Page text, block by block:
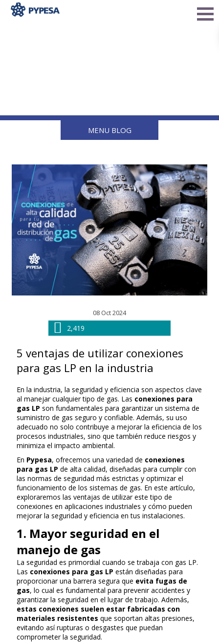
MENU BLOG
08 Oct 2024
2,419
5 ventajas de utilizar conexiones
para gas LP en la industria
En la industria, la seguridad y eficiencia son aspectos clave
al manejar cualquier tipo de gas. Las conexiones para
gas LP son fundamentales para garantizar un sistema de
suministro de gas seguro y confiable. Además, su uso
adecuado no solo contribuye a mejorar la eficiencia de los
procesos industriales, sino que también reduce riesgos y
minimiza el impacto ambiental.
En Pypesa, ofrecemos una variedad de conexiones
para gas LP de alta calidad, diseñadas para cumplir con
las normas de seguridad más estrictas y optimizar el
funcionamiento de los sistemas de gas. En este artículo,
exploraremos las ventajas de utilizar este tipo de
conexiones en aplicaciones industriales y cómo pueden
mejorar la seguridad y eficiencia en tus instalaciones.
1. Mayor seguridad en el
manejo de gas
La seguridad es primordial cuando se trabaja con gas LP.
Las conexiones para gas LP están diseñadas para
proporcionar una barrera segura que evita fugas de
gas, lo cual es fundamental para prevenir accidentes y
garantizar la seguridad en el lugar de trabajo. Además,
estas conexiones suelen estar fabricadas con
materiales resistentes que soportan altas presiones,
evitando así rupturas o desgastes que puedan
comprometer la seguridad.